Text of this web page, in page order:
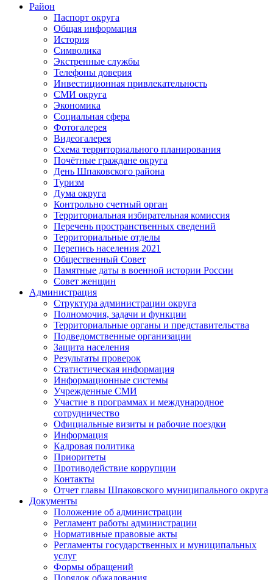
Район
Паспорт округа
Общая информация
История
Символика
Экстренные службы
Телефоны доверия
Инвестиционная привлекательность
СМИ округа
Экономика
Социальная сфера
Фотогалерея
Видеогалерея
Схема территориального планирования
Почётные граждане округа
День Шпаковского района
Туризм
Дума округа
Контрольно счетный орган
Территориальная избирательная комиссия
Перечень пространственных сведений
Территориальные отделы
Перепись населения 2021
Общественный Совет
Памятные даты в военной истории России
Совет женщин
Администрация
Структура администрации округа
Полномочия, задачи и функции
Территориальные органы и представительства
Подведомственные организации
Защита населения
Результаты проверок
Статистическая информация
Информационные системы
Учрежденные СМИ
Участие в программах и международное
сотрудничество
Официальные визиты и рабочие поездки
Информация
Кадровая политика
Приоритеты
Противодействие коррупции
Контакты
Отчет главы Шпаковского муниципального округа
Документы
Положение об администрации
Регламент работы администрации
Нормативные правовые акты
Регламенты государственных и муниципальных
услуг
Формы обращений
Порядок обжалования